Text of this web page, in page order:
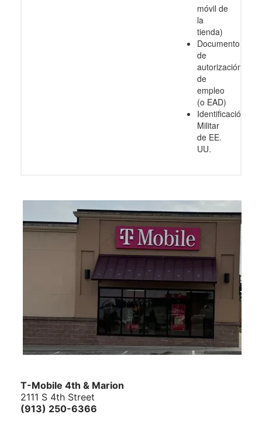
móvil de
la
tienda)
Documento
de
autorización
de
empleo
(o EAD)
Identificación
Militar
de EE.
UU.
T-Mobile 4th & Marion
2111 S 4th Street
(913) 250-6366